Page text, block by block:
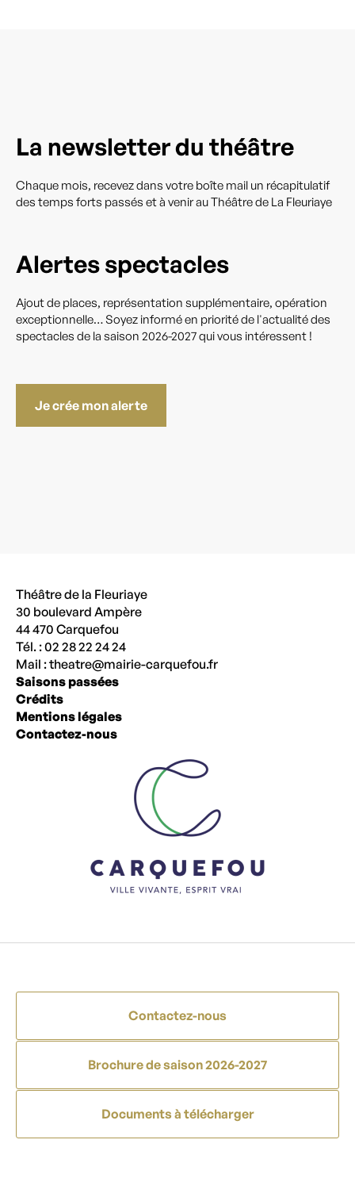
La newsletter du théâtre
Chaque mois, recevez dans votre boîte mail un récapitulatif
des temps forts passés et à venir au Théâtre de La Fleuriaye
Alertes spectacles
Ajout de places, représentation supplémentaire, opération
exceptionnelle… Soyez informé en priorité de l'actualité des
spectacles de la saison 2026-2027 qui vous intéressent !
Je crée mon alerte
Théâtre de la Fleuriaye
30 boulevard Ampère
44 470 Carquefou
Tél. : 02 28 22 24 24
Mail :theatre@mairie-carquefou.fr
Saisons passées
Crédits
Mentions légales
Contactez-nous
Contactez-nous
Brochure de saison 2026-2027
Documents à télécharger